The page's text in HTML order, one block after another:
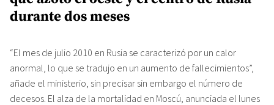
durante dos meses
“El mes de julio 2010 en Rusia se caracterizó por un calor
anormal, lo que se tradujo en un aumento de fallecimientos”,
añade el ministerio, sin precisar sin embargo el número de
decesos. El alza de la mortalidad en Moscú, anunciada el lunes